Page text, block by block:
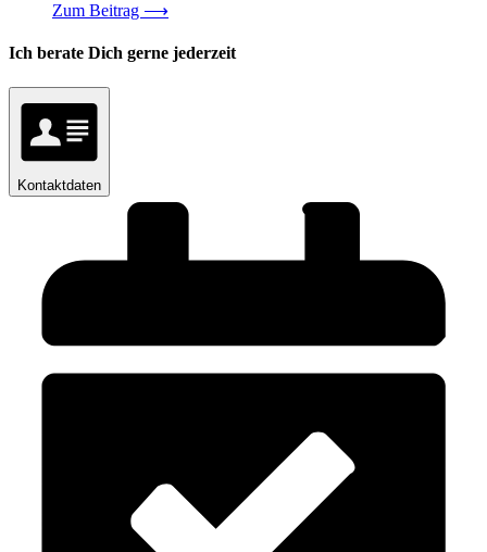
Zum Beitrag ⟶
Ich berate Dich gerne jederzeit
Kontaktdaten